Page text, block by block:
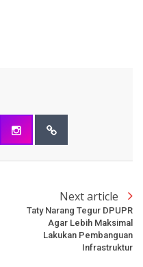
Next article
Taty Narang Tegur DPUPR
Agar Lebih Maksimal
Lakukan Pembanguan
Infrastruktur